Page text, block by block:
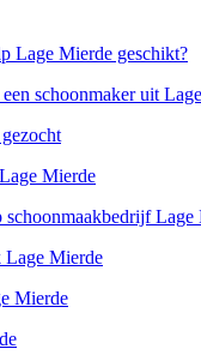
Lage Mierde geschikt?
schoonmaker uit
Mierde
schoonmaakbedrijf Lage
Lage Mierde
Mierde